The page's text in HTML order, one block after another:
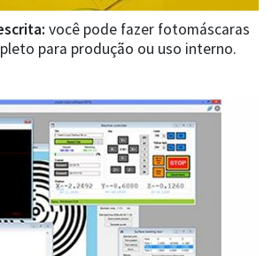
você pode fazer fotomáscaras
para produção ou uso interno.